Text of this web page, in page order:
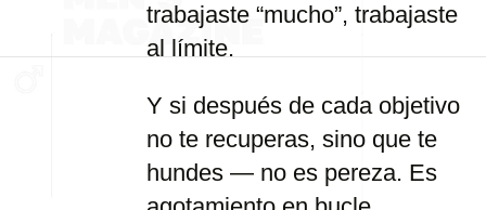
trabajaste “mucho”, trabajaste
al límite.
Y si después de cada objetivo
no te recuperas, sino que te
hundes — no es pereza. Es